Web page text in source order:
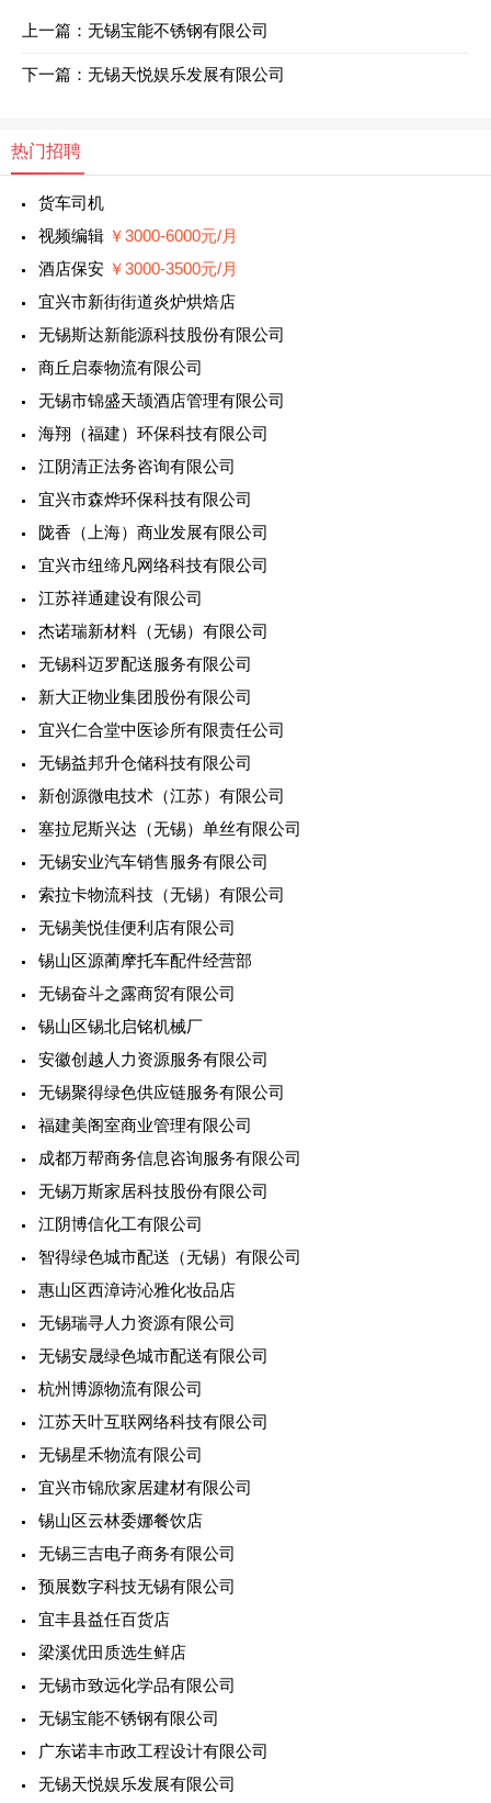
上一篇： 无锡宝能不锈钢有限公司
下一篇： 无锡天悦娱乐发展有限公司
热门招聘
货车司机
视频编辑 ￥3000-6000元/月
酒店保安 ￥3000-3500元/月
宜兴市新街街道炎炉烘焙店
无锡斯达新能源科技股份有限公司
商丘启泰物流有限公司
无锡市锦盛天颉酒店管理有限公司
海翔（福建）环保科技有限公司
江阴清正法务咨询有限公司
宜兴市森烨环保科技有限公司
陇香（上海）商业发展有限公司
宜兴市纽缔凡网络科技有限公司
江苏祥通建设有限公司
杰诺瑞新材料（无锡）有限公司
无锡科迈罗配送服务有限公司
新大正物业集团股份有限公司
宜兴仁合堂中医诊所有限责任公司
无锡益邦升仓储科技有限公司
新创源微电技术（江苏）有限公司
塞拉尼斯兴达（无锡）单丝有限公司
无锡安业汽车销售服务有限公司
索拉卡物流科技（无锡）有限公司
无锡美悦佳便利店有限公司
锡山区源蔺摩托车配件经营部
无锡奋斗之露商贸有限公司
锡山区锡北启铭机械厂
安徽创越人力资源服务有限公司
无锡聚得绿色供应链服务有限公司
福建美阁室商业管理有限公司
成都万帮商务信息咨询服务有限公司
无锡万斯家居科技股份有限公司
江阴博信化工有限公司
智得绿色城市配送（无锡）有限公司
惠山区西漳诗沁雅化妆品店
无锡瑞寻人力资源有限公司
无锡安晟绿色城市配送有限公司
杭州博源物流有限公司
江苏天叶互联网络科技有限公司
无锡星禾物流有限公司
宜兴市锦欣家居建材有限公司
锡山区云林委娜餐饮店
无锡三吉电子商务有限公司
预展数字科技无锡有限公司
宜丰县益任百货店
梁溪优田质选生鲜店
无锡市致远化学品有限公司
无锡宝能不锈钢有限公司
广东诺丰市政工程设计有限公司
无锡天悦娱乐发展有限公司